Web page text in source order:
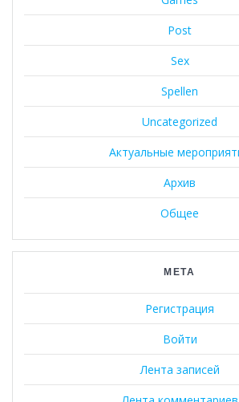
Post
Sex
Spellen
Uncategorized
Актуальные
Архив
Общее
МЕТА
Регистрация
Войти
Лента записей